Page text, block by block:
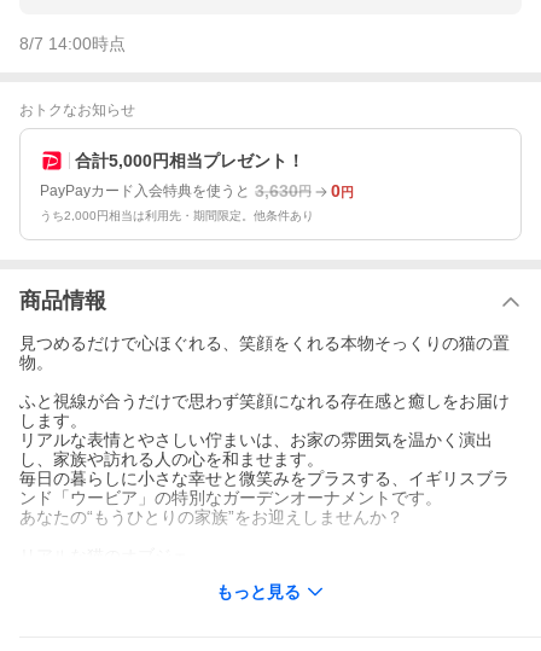
8/7 14:00時点
おトクなお知らせ
合計5,000円相当プレゼント！
PayPayカード入会特典を使うと 3,630円 0円
うち2,000円相当は利用先・期間限定。他条件あり
商品情報
見つめるだけで心ほぐれる、笑顔をくれる本物そっくりの猫の置
物。
ふと視線が合うだけで思わず笑顔になれる存在感と癒しをお届け
します。
リアルな表情とやさしい佇まいは、お家の雰囲気を温かく演出
し、家族や訪れる人の心を和ませます。
毎日の暮らしに小さな幸せと微笑みをプラスする、イギリスブラ
ンド「ウービア」の特別なガーデンオーナメントです。
あなたの“もうひとりの家族”をお迎えしませんか？
主に商売繁盛を願って店舗などに置かれることが多いです。
もっと見る